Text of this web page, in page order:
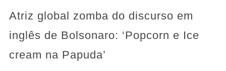
Atriz global zomba do discurso em
inglês de Bolsonaro: ‘Popcorn e Ice
cream na Papuda’